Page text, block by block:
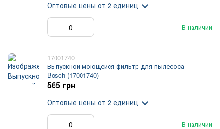
В наличии
Оптовые цены от 2 единиц
17001740
Выпускной моющейся фильтр для пылесоса
Bosch (17001740)
В наличии
565 грн
Оптовые цены от 2 единиц